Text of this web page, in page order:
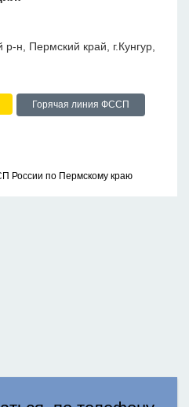
р-н, Пермский край, г.Кунгур,
Горячая линия ФССП
России по Пермскому краю